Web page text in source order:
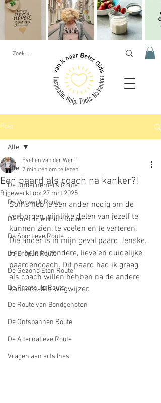
Post
Alle
De Ondernemers Route
De Verwerk Route
De Rust in je Hoofd Route
De Sportieve Route
De Eropuit Route
De Gezond Eten Route
De Praathulp Route
De Route van Bondgenoten
De Ontspannen Route
De Alternatieve Route
Vragen aan arts Ines
Alle
Een paard als coach na kanker?!
Evelien van der Werff
2 minuten om te lezen
Bijgewerkt op: 27 mrt 2025
Soms heb je een ander nodig om de
verborgen, pijnlijke delen van jezelf te
kunnen zien, te voelen en te verteren.
Die ander is in mijn geval paard Jenske.
Een hele bijzondere, lieve en duidelijke
paardencoach. Dit paard had ik graag
als coach willen hebben na de andere
kankers. Als wegwijzer.